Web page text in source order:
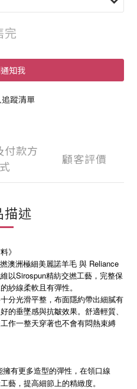
完
知我
蹤清單
付款方
式
顧客評價
描述
》
澳洲極細美麗諾羊毛 與 Reliance
以Sirospun精紡交撚工藝，完整保
紗線柔軟且有彈性。
分光滑平整，布面隱約帶出細膩有
的垂墜感與抗皺效果。舒適輕質、
作一整天穿著也不會有悶熱束縛
有更多造型的彈性，在領口線
藝，提高細節上的精緻度。